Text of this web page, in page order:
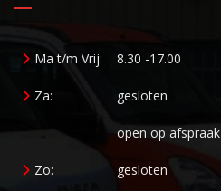
Ma t/m Vrij: 8.30 -17.00
Za: gesloten
open op afspraak
Zo: gesloten